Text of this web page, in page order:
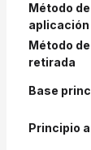
Método de
aplicación
Método de
retirada
Base
Principio